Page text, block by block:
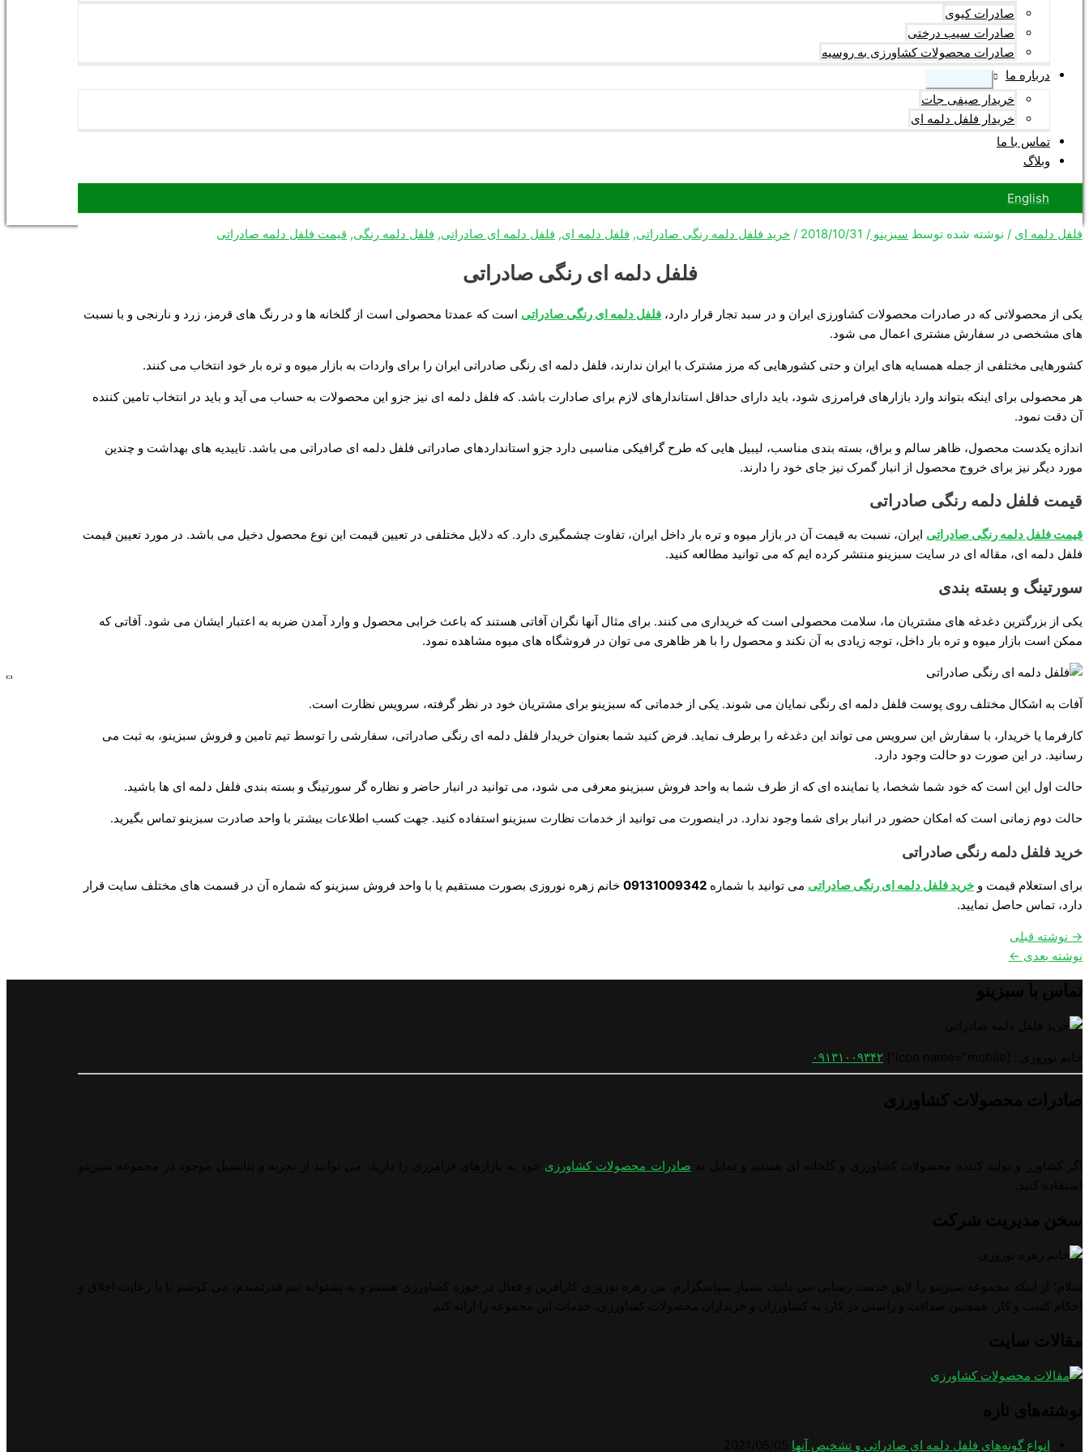
صادرات کیوی
صادرات سیب درختی
صادرات محصولات کشاورزی به روسیه
درباره ما
خریدار صیفی جات
خریدار فلفل دلمه ای
تماس با ما
وبلاگ
English
فلفل دلمه ای / نوشته شده توسط سبزینو /
2018/10/31
/ خرید فلفل دلمه رنگی صادراتی, فلفل دلمه ای, فلفل دلمه ای صادراتی, فلفل دلمه رنگی, قیمت فلفل دلمه صادراتی
فلفل دلمه ای رنگی صادراتی
یکی از محصولاتی که در صادرات محصولات کشاورزی ایران و در سبد تجار قرار دارد، فلفل دلمه ای رنگی صادراتی است که عمدتا محصولی است از گلخانه ها و در رنگ های قرمز، زرد و نارنجی و با نسبت
های مشخصی در سفارش مشتری اعمال می شود.
کشورهایی مختلفی از جمله همسایه های ایران و حتی کشورهایی که مرز مشترک با ایران ندارند، فلفل دلمه ای رنگی صادراتی ایران را برای واردات به بازار میوه و تره بار خود انتخاب می کنند.
هر محصولی برای اینکه بتواند وارد بازارهای فرامرزی شود، باید دارای حداقل استاندارهای لازم برای صادارت باشد. که فلفل دلمه ای نیز جزو این محصولات به حساب می آید و باید در انتخاب تامین کننده
آن دقت نمود.
اندازه یکدست محصول، ظاهر سالم و براق، بسته بندی مناسب، لیبیل هایی که طرح گرافیکی مناسبی دارد جزو استانداردهای صادراتی فلفل دلمه ای صادراتی می باشد. تاییدیه های بهداشت و چندین
مورد دیگر نیز برای خروج محصول از انبار گمرک نیز جای خود را دارند.
قیمت فلفل دلمه رنگی صادراتی
قیمت فلفل دلمه رنگی صادراتی ایران، نسبت به قیمت آن در بازار میوه و تره بار داخل ایران، تفاوت چشمگیری دارد. که دلایل مختلفی در تعیین قیمت این نوع محصول دخیل می باشد. در مورد تعیین قیمت
فلفل دلمه ای، مقاله ای در سایت سبزینو منتشر کرده ایم که می توانید مطالعه کنید.
سورتینگ و بسته بندی
یکی از بزرگترین دغدغه های مشتریان ما، سلامت محصولی است که خریداری می کنند. برای مثال آنها نگران آفاتی هستند که باعث خرابی محصول و وارد آمدن ضربه به اعتبار ایشان می شود. آفاتی که
ممکن است بازار میوه و تره بار داخل، توجه زیادی به آن نکند و محصول را با هر ظاهری می توان در فروشگاه های میوه مشاهده نمود.
آفات به اشکال مختلف روی پوست فلفل دلمه ای رنگی نمایان می شوند. یکی از خدماتی که سبزینو برای مشتریان خود در نظر گرفته، سرویس نظارت است.
کارفرما یا خریدار، با سفارش این سرویس می تواند این دغدغه را برطرف نماید. فرض کنید شما بعنوان خریدار فلفل دلمه ای رنگی صادراتی، سفارشی را توسط تیم تامین و فروش سبزینو، به ثبت می
رسانید. در این صورت دو حالت وجود دارد.
حالت اول این است که خود شما شخصا، یا نماینده ای که از طرف شما به واحد فروش سبزینو معرفی می شود، می توانید در انبار حاضر و نظاره گر سورتینگ و بسته بندی فلفل دلمه ای ها باشید.
حالت دوم زمانی است که امکان حضور در انبار برای شما وجود ندارد. در اینصورت می توانید از خدمات نظارت سبزینو استفاده کنید. جهت کسب اطلاعات بیشتر با واحد صادرت سبزینو تماس بگیرید.
خرید فلفل دلمه رنگی صادراتی
برای استعلام قیمت و خرید فلفل دلمه ای رنگی صادراتی می توانید با شماره 09131009342 خانم زهره نوروزی بصورت مستقیم یا با واحد فروش سبزینو که شماره آن در قسمت های مختلف سایت قرار
دارد، تماس حاصل نمایید.
→ نوشته قبلی
نوشته بعدی ←
۰۹۱۳۱۰۰۹۳۴۲
صادرات محصولات کشاورزی
انواع گونه‌های فلفل دلمه ای صادراتی و تشخیص آنها